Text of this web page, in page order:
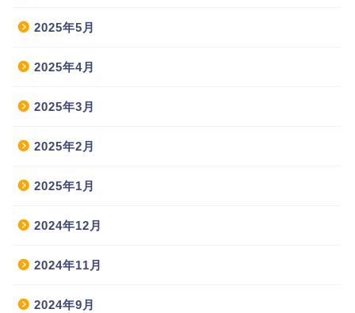
2025年5月
2025年4月
2025年3月
2025年2月
2025年1月
2024年12月
2024年11月
2024年9月